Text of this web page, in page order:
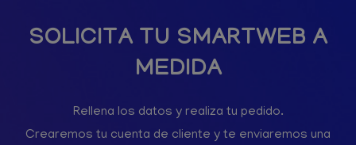
SOLICITA TU SMARTWEB A
MEDIDA
Rellena los datos y realiza tu pedido.
Crearemos tu cuenta de cliente y te enviaremos una